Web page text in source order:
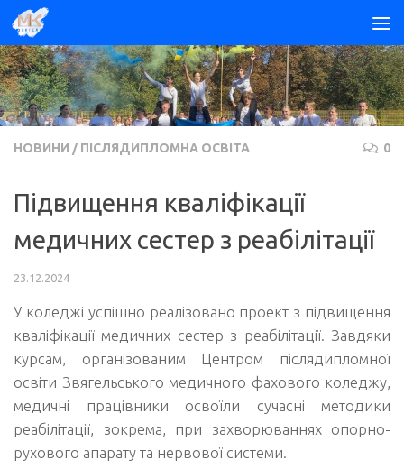
Skip to content
НОВИНИ / ПІСЛЯДИПЛОМНА ОСВІТА 0
Підвищення кваліфікації
медичних сестер з реабілітації
23.12.2024
У коледжі успішно реалізовано проект з підвищення
кваліфікації медичних сестер з реабілітації. Завдяки
курсам, організованим Центром післядипломної
освіти Звягельського медичного фахового коледжу,
медичні працівники освоїли сучасні методики
реабілітації, зокрема, при захворюваннях опорно-
рухового апарату та нервової системи.